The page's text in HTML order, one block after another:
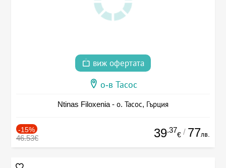
виж офертата
о-в Тасос
Ntinas Filoxenia - о. Тасос, Гърция
-15%
46.53€ 39.37
€ / 77лв.